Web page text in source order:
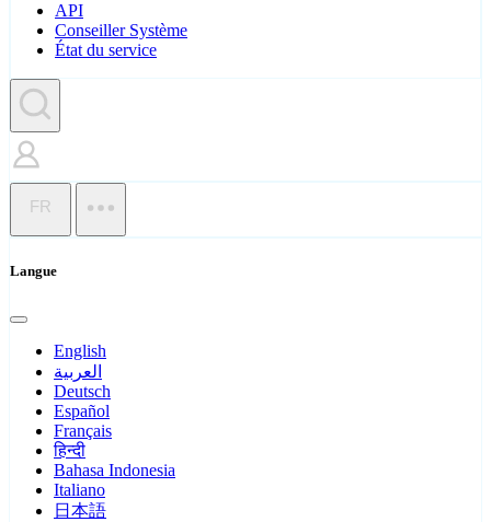
API
Conseiller Système
État du service
FR
Langue
English
العربية
Deutsch
Español
Français
हिन्दी
Bahasa Indonesia
Italiano
日本語